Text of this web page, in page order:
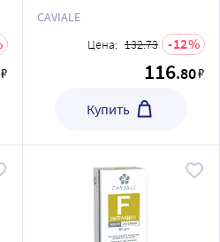
₽
CAVIALE
Цена: 132.73 12
116.80₽
Купить